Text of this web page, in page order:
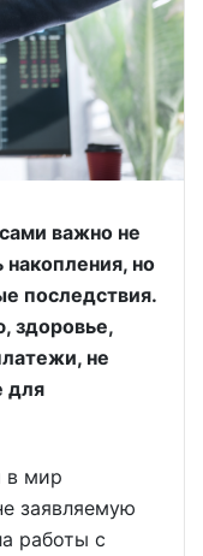
важно не
накопления, но
последствия.
здоровье,
не
для
в мир
заявляемую
работы с